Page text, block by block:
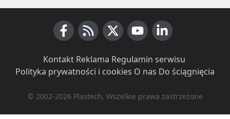
Kontakt· Reklama Regulamin serwisu
Polityka prywatności i cookies O nas Do ściągnięcia
© 2002-2026 Plastech, Wszelkie prawa zastrzeżone